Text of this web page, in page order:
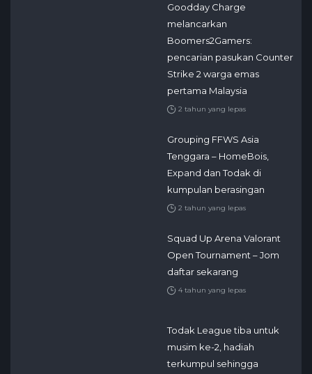
Goodday Charge
melancarkan
Boomers2Gamers:
pencarian pasukan Counter
Strike 2 warga emas
pertama Malaysia
2 tahun yang lepas
Grouping FFWS Asia
Tenggara – HomeBois,
Expand dan Todak di
kumpulan berasingan
2 tahun yang lepas
Squad Up Arena Valorant
Open Tournament – Jom
daftar sekarang
4 tahun yang lepas
Todak League tiba untuk
musim ke-2, hadiah
terkumpul sehingga